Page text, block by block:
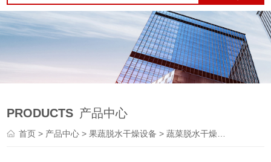
PRODUCTS 产品中心
首页> 产品中心 >果蔬脱水干燥设备 >蔬菜脱水干燥机